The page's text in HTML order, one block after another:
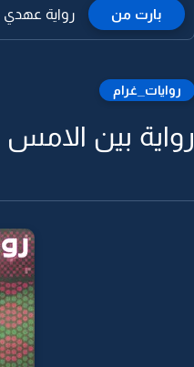
بارت من رواية عهدي
روايات_غرام
رواية بين الامس